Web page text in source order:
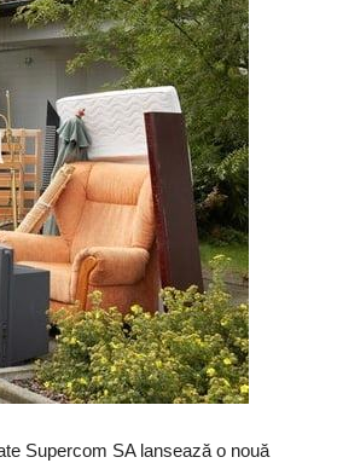
Supercom SA lansează o nouă